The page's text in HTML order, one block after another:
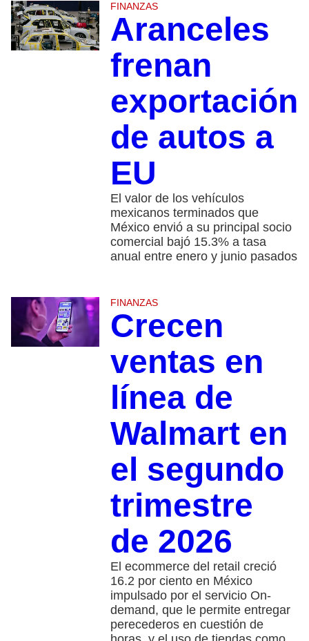
FINANZAS
Aranceles
frenan
exportación
de autos a
EU
El valor de los vehículos
mexicanos terminados que
México envió a su principal socio
comercial bajó 15.3% a tasa
anual entre enero y junio pasados
FINANZAS
Crecen
ventas en
línea de
Walmart en
el segundo
trimestre
de 2026
El ecommerce del retail creció
16.2 por ciento en México
impulsado por el servicio On-
demand, que le permite entregar
perecederos en cuestión de